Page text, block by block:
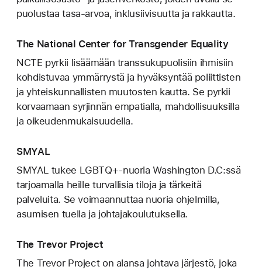
puolustaa tasa-arvoa, inklusiivisuutta ja rakkautta.
The National Center for Transgender Equality
NCTE pyrkii lisäämään transsukupuolisiin ihmisiin
kohdistuvaa ymmärrystä ja hyväksyntää poliittisten
ja yhteiskunnallisten muutosten kautta. Se pyrkii
korvaamaan syrjinnän empatialla, mahdollisuuksilla
ja oikeudenmukaisuudella.
SMYAL
SMYAL tukee LGBTQ+-nuoria Washington D.C:ssä
tarjoamalla heille turvallisia tiloja ja tärkeitä
palveluita. Se voimaannuttaa nuoria ohjelmilla,
asumisen tuella ja johtajakoulutuksella.
The Trevor Project
The Trevor Project on alansa johtava järjestö, joka